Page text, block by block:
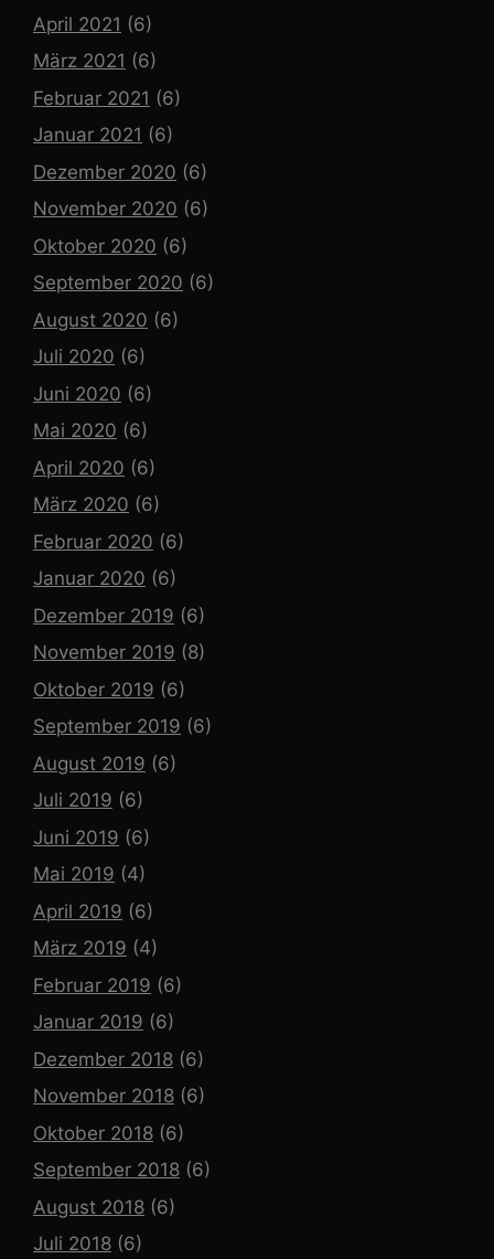
April 2021 (6)
März 2021 (6)
Februar 2021 (6)
Januar 2021 (6)
Dezember 2020 (6)
November 2020 (6)
Oktober 2020 (6)
September 2020 (6)
August 2020 (6)
Juli 2020 (6)
Juni 2020 (6)
Mai 2020 (6)
April 2020 (6)
März 2020 (6)
Februar 2020 (6)
Januar 2020 (6)
Dezember 2019 (6)
November 2019 (8)
Oktober 2019 (6)
September 2019 (6)
August 2019 (6)
Juli 2019 (6)
Juni 2019 (6)
Mai 2019 (4)
April 2019 (6)
März 2019 (4)
Februar 2019 (6)
Januar 2019 (6)
Dezember 2018 (6)
November 2018 (6)
Oktober 2018 (6)
September 2018 (6)
August 2018 (6)
Juli 2018 (6)